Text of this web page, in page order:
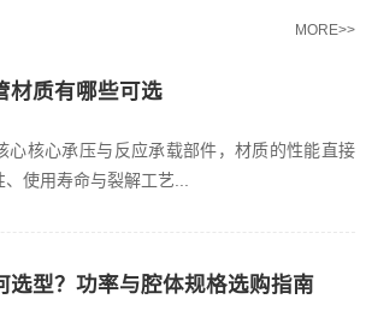
MORE>>
材质有哪些可选
心核心承压与反应承载部件，材质的性能直接
使用寿命与裂解工艺...
选型？功率与腔体规格选购指南